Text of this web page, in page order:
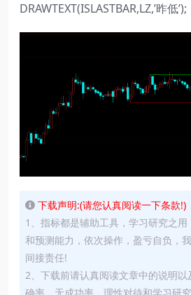
DRAWTEXT(ISLASTBAR,LZ,’昨低’);
下载声明:(请您认真阅读一下条款!)
1、指标都是辅助工具，学习研究之
和预测能力，依次操作，盈亏自负，
间接责任!
2、下载前请认真阅读文章中的说明